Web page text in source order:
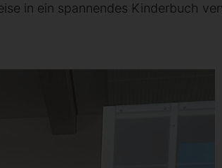
in ein spannendes Kinderbuch